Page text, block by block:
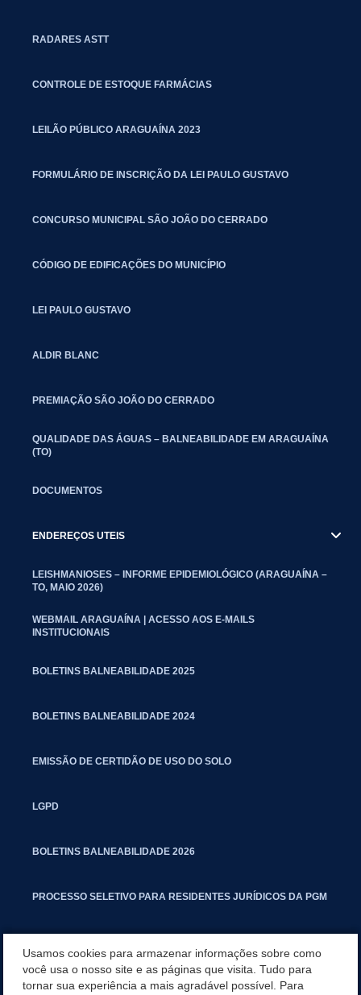
RADARES ASTT
CONTROLE DE ESTOQUE FARMÁCIAS
LEILÃO PÚBLICO ARAGUAÍNA 2023
FORMULÁRIO DE INSCRIÇÃO DA LEI PAULO GUSTAVO
CONCURSO MUNICIPAL SÃO JOÃO DO CERRADO
CÓDIGO DE EDIFICAÇÕES DO MUNICÍPIO
LEI PAULO GUSTAVO
ALDIR BLANC
PREMIAÇÃO SÃO JOÃO DO CERRADO
QUALIDADE DAS ÁGUAS – BALNEABILIDADE EM ARAGUAÍNA
(TO)
DOCUMENTOS
ENDEREÇOS UTEIS
LEISHMANIOSES – INFORME EPIDEMIOLÓGICO (ARAGUAÍNA –
TO, MAIO 2026)
WEBMAIL ARAGUAÍNA | ACESSO AOS E-MAILS
INSTITUCIONAIS
BOLETINS BALNEABILIDADE 2025
BOLETINS BALNEABILIDADE 2024
EMISSÃO DE CERTIDÃO DE USO DO SOLO
LGPD
BOLETINS BALNEABILIDADE 2026
PROCESSO SELETIVO PARA RESIDENTES JURÍDICOS DA PGM
MANUAL DE PROCEDIMENTOS IMOBILIÁRIOS SEINFRA
Usamos cookies para armazenar informações sobre como
você usa o nosso site e as páginas que visita. Tudo para
tornar sua experiência a mais agradável possível. Para